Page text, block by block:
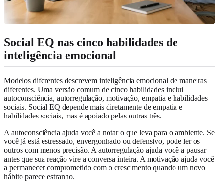
Social EQ nas cinco habilidades de
inteligência emocional
Modelos diferentes descrevem inteligência emocional de maneiras
diferentes. Uma versão comum de cinco habilidades inclui
autoconsciência, autorregulação, motivação, empatia e habilidades
sociais. Social EQ depende mais diretamente de empatia e
habilidades sociais, mas é apoiado pelas outras três.
A autoconsciência ajuda você a notar o que leva para o ambiente. Se
você já está estressado, envergonhado ou defensivo, pode ler os
outros com menos precisão. A autorregulação ajuda você a pausar
antes que sua reação vire a conversa inteira. A motivação ajuda você
a permanecer comprometido com o crescimento quando um novo
hábito parece estranho.